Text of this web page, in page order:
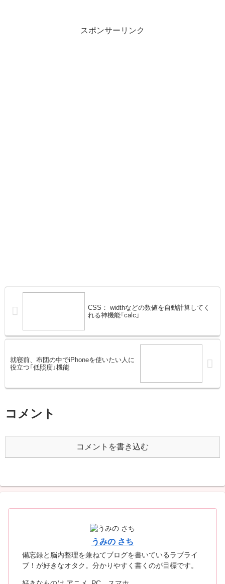
スポンサーリンク
CSS： widthなどの数値を自動計算してく
れる神機能「calc」
就寝前、布団の中でiPhoneを使いたい人に
役立つ「低照度」機能
コメント
コメントを書き込む
うみの さち
備忘録と脳内整理を兼ねてブログを書いているラブライ
ブ！が好きなオタク。分かりやすく書くのが目標です。